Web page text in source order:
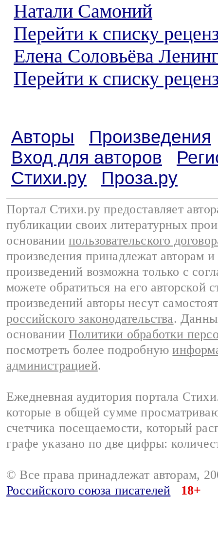
Натали Самоний
Перейти к списку
Елена Соловьёва
Перейти к списку
Авторы
Произведения
Вход для авторов
Стихи.ру
Проза.ру
Портал Стихи.ру предоставляет
публикации своих литературных
основании пользовательского
произведения принадлежат авторам
произведений возможна только с
можете обратиться на его авторской
произведений авторы несут
российского законодательства.
основании Политики обработки
посмотреть более подробную
администрацией.
Ежедневная аудитория портала
которые в общей сумме
счетчика посещаемости, который
графе указано по две цифры:
© Все права принадлежат авторам,
Российского союза писателей
18+